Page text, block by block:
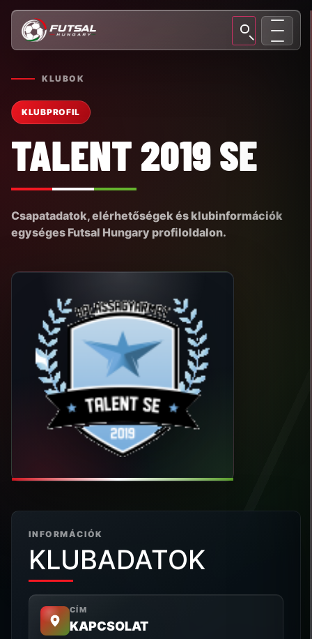
KLUBOK
KLUBPROFIL
TALENT 2019 SE
Csapatadatok, elérhetőségek és klubinformációk
egységes Futsal Hungary profiloldalon.
INFORMÁCIÓK
KLUBADATOK
CÍM
KAPCSOLAT